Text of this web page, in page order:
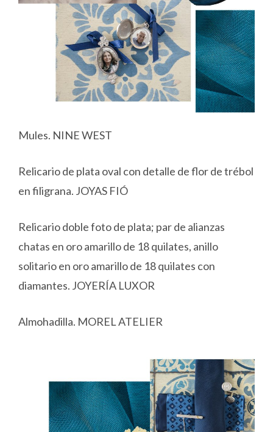
Mules. NINE WEST
Relicario de plata oval con detalle de flor de trébol
en filigrana. JOYAS FIÓ
Relicario doble foto de plata; par de alianzas
chatas en oro amarillo de 18 quilates, anillo
solitario en oro amarillo de 18 quilates con
diamantes. JOYERÍA LUXOR
Almohadilla. MOREL ATELIER